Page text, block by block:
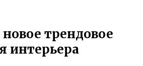
трендовое
интерьера